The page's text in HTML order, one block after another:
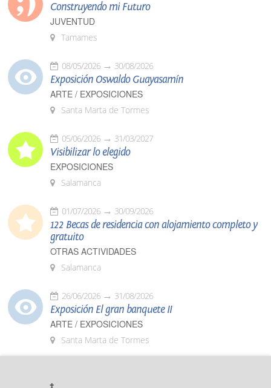
Construyendo mi Futuro
JUVENTUD
Tamames
08/05/2026 30/08/2026
Exposición Oswaldo Guayasamín
ARTE / EXPOSICIONES
Santa Marta de Tormes
05/06/2026 31/03/2027
Visibilizar lo elegido
EXPOSICIONES
Salamanca
01/07/2026 30/09/2026
122 Becas de residencia con alojamiento completo y
gratuito
OTRAS ACTIVIDADES
Salamanca
26/06/2026 31/08/2026
Exposición El gran banquete II
ARTE / EXPOSICIONES
Santa Marta de Tormes